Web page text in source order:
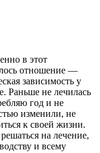
в этот
отношение —
зависимость у
Раньше не лечилась
год и не
изменили, не
к своей жизни.
на лечение,
и всему